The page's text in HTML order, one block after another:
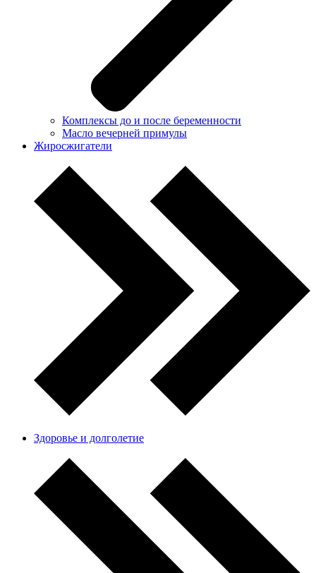
Комплексы до и после беременности
Масло вечерней примулы
Жиросжигатели
Здоровье и долголетие